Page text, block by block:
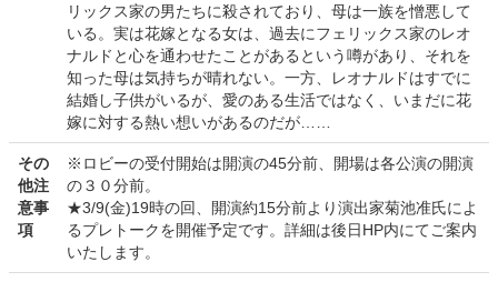
リックス家の男たちに殺されており、母は一族を憎悪して
いる。実は花嫁となる女は、過去にフェリックス家のレオ
ナルドと心を通わせたことがあるという噂があり、それを
知った母は気持ちが晴れない。一方、レオナルドはすでに
結婚し子供がいるが、愛のある生活ではなく、いまだに花
嫁に対する熱い想いがあるのだが……
その
他注
意事
項
※ロビーの受付開始は開演の45分前、開場は各公演の開演
の３０分前。
★3/9(金)19時の回、開演約15分前より演出家菊池准氏によ
るプレトークを開催予定です。詳細は後日HP内にてご案内
いたします。